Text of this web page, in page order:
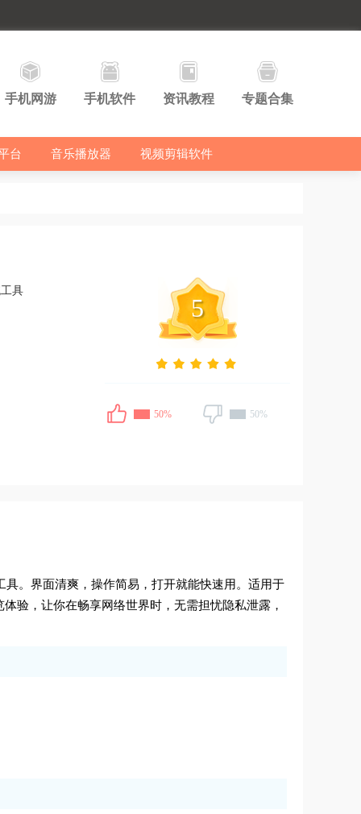
手机网游 手机软件 资讯教程 专题合集
台 音乐播放器 视频剪辑软件
具
5
50% 50%
。界面清爽，操作简易，打开就能快速用。适用于
验，让你在畅享网络世界时，无需担忧隐私泄露，